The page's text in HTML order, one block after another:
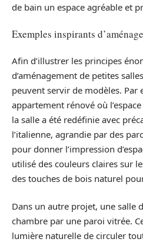
de bain un espace agréable et
Exemples inspirants
Afin d’illustrer les principes
d’aménagement de petites
peuvent servir de modèles. Par
appartement rénové où
la salle a été redéfinie avec
l’italienne, agrandie par des
pour donner l’impression
utilisé des couleurs claires sur
des touches de bois naturel
Dans un autre projet, une salle
chambre par une paroi vitrée.
lumière naturelle de circuler